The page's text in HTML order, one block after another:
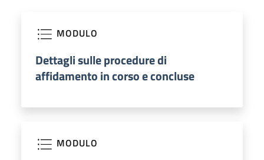
MODULO
Dettagli sulle procedure di
affidamento in corso e concluse
MODULO